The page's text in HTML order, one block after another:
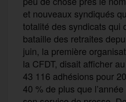
et nouveaux syndiqués
totalité des syndicats qui
bataille des retraites
juin, la première
la CFDT, disait afficher
43 116 adhésions pour
40 % de plus que